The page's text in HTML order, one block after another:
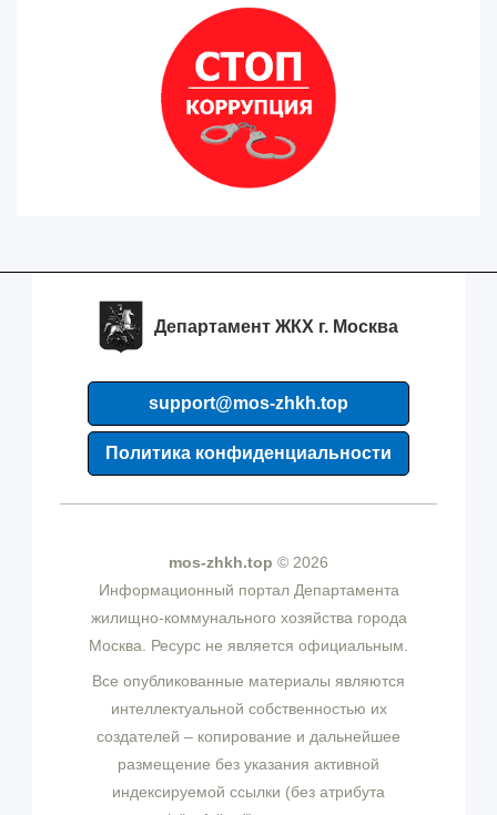
Департамент ЖКХ г. Москва
support@mos-zhkh.top
Политика конфиденциальности
mos-zhkh.top © 2026
Информационный портал Департамента
жилищно-коммунального хозяйства города
Москва. Ресурс не является официальным.
Все опубликованные материалы являются
интеллектуальной собственностью их
создателей – копирование и дальнейшее
размещение без указания активной
индексируемой ссылки (без атрибута